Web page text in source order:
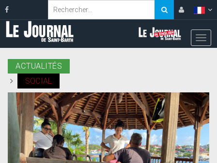
ACTUALITÉS
SOCIAL